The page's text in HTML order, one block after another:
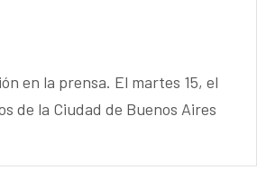
en la prensa. El martes 15, el
de la Ciudad de Buenos Aires